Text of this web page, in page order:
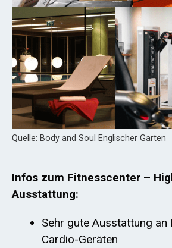
Quelle: Body and Soul Englischer Garten
Infos zum Fitnesscenter –
Ausstattung:
Sehr gute Ausstattung an
Cardio-Geräten